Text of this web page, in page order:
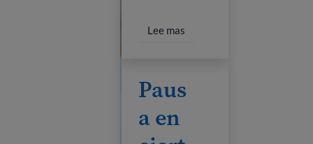
Lee mas
Paus
a en